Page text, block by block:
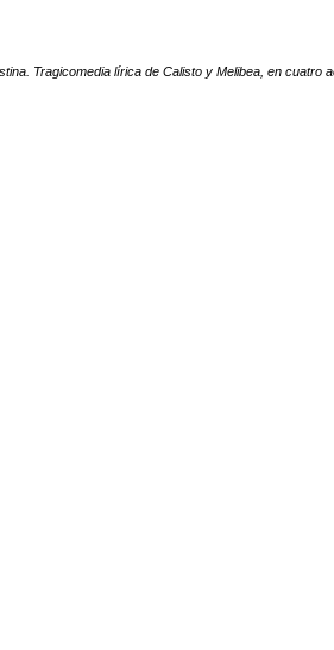
Tragicomedia lírica de Calisto y Melibea, en cuatro